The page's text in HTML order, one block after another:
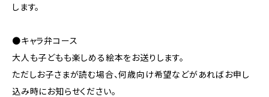
します。
●キャラ弁コース
大人も子どもも楽しめる絵本をお送りします。
ただしお子さまが読む場合、何歳向け希望などがあればお申し
込み時にお知らせください。